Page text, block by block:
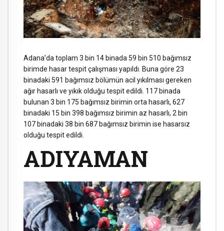
Adana’da toplam 3 bin 14 binada 59 bin 510 bağımsız
birimde hasar tespit çalışması yapıldı. Buna göre 23
binadaki 591 bağımsız bölümün acil yıkılması gereken
ağır hasarlı ve yıkık olduğu tespit edildi. 117 binada
bulunan 3 bin 175 bağımsız birimin orta hasarlı, 627
binadaki 15 bin 398 bağımsız birimin az hasarlı, 2 bin
107 binadaki 38 bin 687 bağımsız birimin ise hasarsız
olduğu tespit edildi.
ADIYAMAN